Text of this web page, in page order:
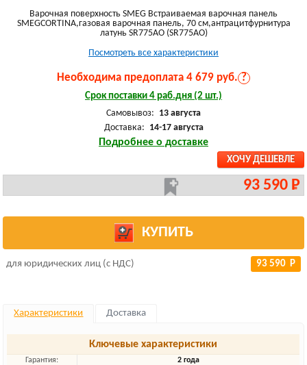
Варочная поверхность SMEG Встраиваемая варочная панель
SMEGCORTINA,газовая варочная панель, 70 см,антрацитфурнитура
латунь SR775AO (SR775AO)
Посмотреть все характеристики
Необходима предоплата 4 679 руб. ?
Срок поставки 4 раб.дня (2 шт.)
Самовывоз: 13 августа
Доставка: 14-17 августа
Подробнее о доставке
ХОЧУ ДЕШЕВЛЕ
93 590 Р
КУПИТЬ
для юридических лиц (с НДС) 93 590 Р
Характеристики Доставка
Ключевые характеристики
Гарантия:
2 года